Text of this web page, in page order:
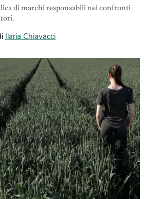
di marchi responsabili nei confronti
Ilaria Chiavacci